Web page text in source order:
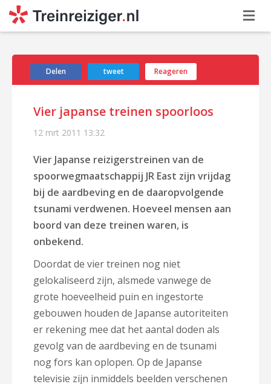
Delen tweet Reageren
Vier japanse treinen spoorloos
12 mrt 2011 13:32
Vier Japanse reizigerstreinen van de
spoorwegmaatschappij JR East zijn vrijdag
bij de aardbeving en de daaropvolgende
tsunami verdwenen. Hoeveel mensen aan
boord van deze treinen waren, is
onbekend.
Doordat de vier treinen nog niet
gelokaliseerd zijn, alsmede vanwege de
grote hoeveelheid puin en ingestorte
gebouwen houden de Japanse autoriteiten
er rekening mee dat het aantal doden als
gevolg van de aardbeving en de tsunami
nog fors kan oplopen. Op de Japanse
televisie zijn inmiddels beelden verschenen